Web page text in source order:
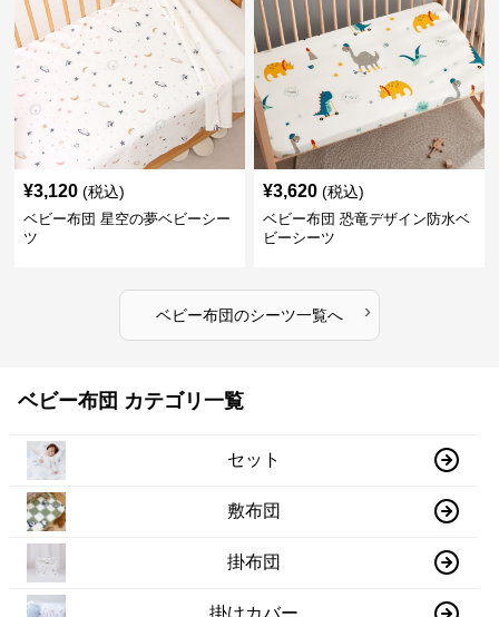
¥3,120 (税込)
ベビー布団 星空の夢ベビーシー
ツ
¥3,620 (税込)
ベビー布団 恐竜デザイン防水ベ
ビーシーツ
ベビー布団のシーツ一覧へ ›
ベビー布団 カテゴリ一覧
セット
敷布団
掛布団